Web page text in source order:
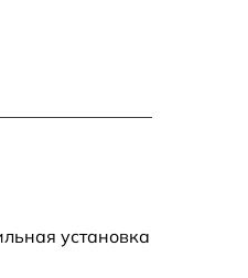
установка